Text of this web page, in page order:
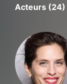
Acteurs (24)